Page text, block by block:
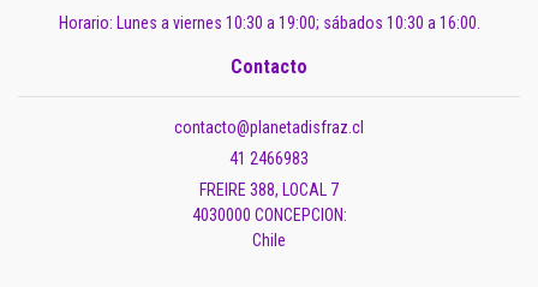
Horario: Lunes a viernes 10:30 a 19:00; sábados 10:30 a 16:00.
Contacto
contacto@planetadisfraz.cl
41 2466983
FREIRE 388, LOCAL 7
4030000 CONCEPCION:
Chile